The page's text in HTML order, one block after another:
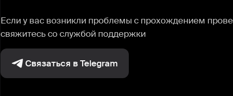
Если у вас возникли проблемы с прохождением
свяжитесь со службой поддержки
Связаться в Telegram